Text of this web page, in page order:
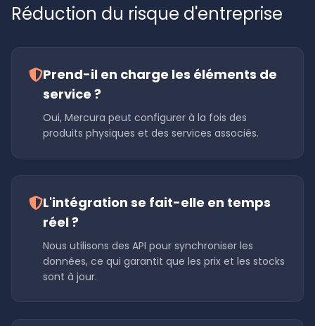
Réduction du risque d'entreprise
Prend-il en charge les éléments de
service ?
Oui, Mercura peut configurer à la fois des
produits physiques et des services associés.
L'intégration se fait-elle en temps
réel ?
Nous utilisons des API pour synchroniser les
données, ce qui garantit que les prix et les stocks
sont à jour.